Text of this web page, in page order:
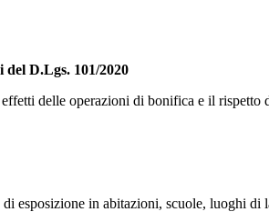
D.Lgs. 101/2020
delle operazioni di bonifica e il rispetto
esposizione in abitazioni, scuole, luoghi